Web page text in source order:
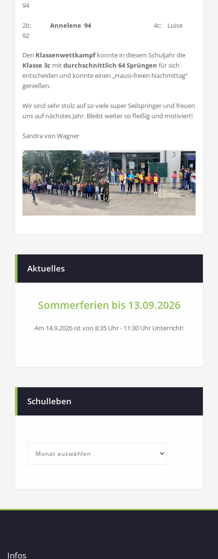
94
2b: Annelene 944c: Luise
92
Den Klassenwettkampfkonnte in diesem Schuljahr die
Klasse 3c mitdurchschnittlich 64 Sprüngen für sich
entscheiden und konnte einen „Hausi-freien Nachmittag“
genießen.
Wir sind sehr stolz auf so viele super Seilspringer und freuen
uns auf nächstes Jahr. Bleibt weiter so fleißig und motiviert!
Sandra von Wagner
Aktuelles
Sommerferien bis 13.09.2026
Am 14.9.2026 ist von 8:35 Uhr - 11:30 Uhr Unterricht!
Schulleben
Infos